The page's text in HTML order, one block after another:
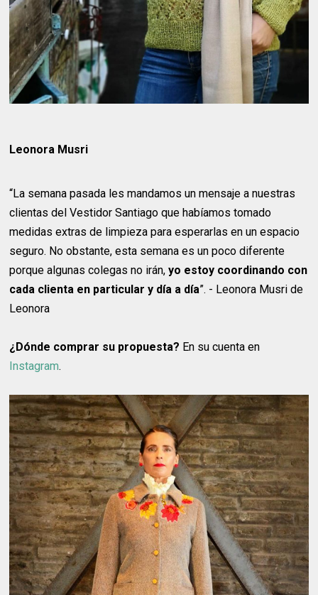
Leonora Musri
“La semana pasada les mandamos un mensaje a nuestras
clientas del Vestidor Santiago que habíamos tomado
medidas extras de limpieza para esperarlas en un espacio
seguro. No obstante, esta semana es un poco diferente
porque algunas colegas no irán, yo estoy coordinando con
cada clienta en particular y día a día”. - Leonora Musri de
Leonora
¿Dónde comprar su propuesta? En su cuenta en
Instagram.